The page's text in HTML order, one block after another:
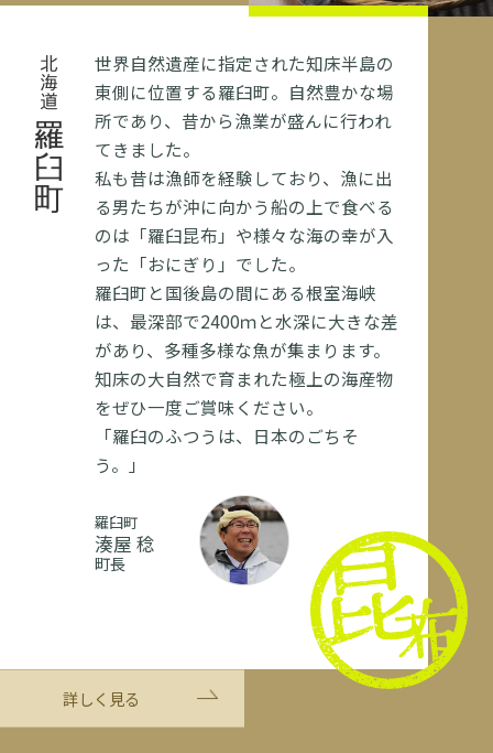
北海道
羅臼町
世界自然遺産に指定された知床半島の
東側に位置する羅臼町。自然豊かな場
所であり、昔から漁業が盛んに行われ
てきました。
私も昔は漁師を経験しており、漁に出
る男たちが沖に向かう船の上で食べる
のは「羅臼昆布」や様々な海の幸が入
った「おにぎり」でした。
羅臼町と国後島の間にある根室海峡
は、最深部で2400ｍと水深に大きな差
があり、多種多様な魚が集まります。
知床の大自然で育まれた極上の海産物
をぜひ一度ご賞味ください。
「羅臼のふつうは、日本のごちそ
う。」
羅臼町
湊屋 稔
町長
詳しく見る